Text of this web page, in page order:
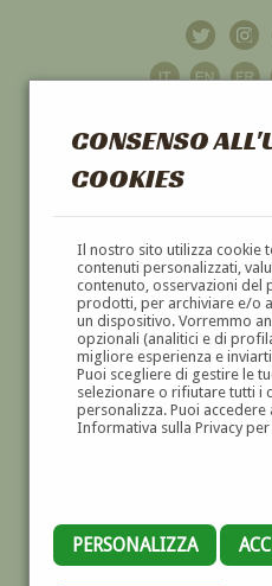
CONSENSO
COOKIES
Il nostro sito utilizza cookie
contenuti personalizzati,
contenuto, osservazioni del
prodotti, per archiviare e/o
un dispositivo. Vorremmo
opzionali (analitici e di
migliore esperienza e
Puoi scegliere di gestire le
selezionare o rifiutare tutti i
personalizza. Puoi accedere
Informativa sulla Privacy
PERSONALIZZA
GALLERIAD'ARTE
DIPINTI E